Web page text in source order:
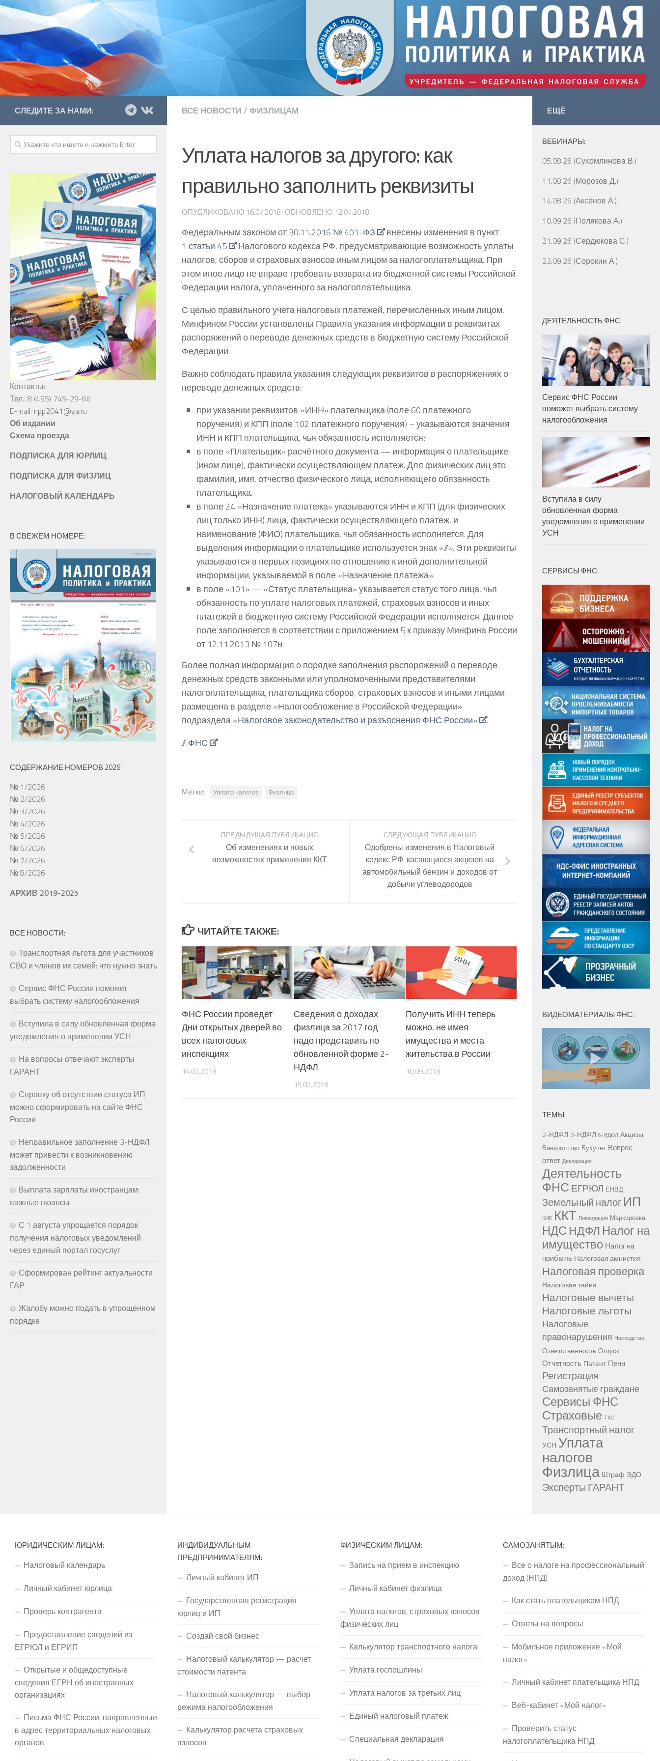
ВСЕ НОВОСТИ/ФИЗЛИЦАМ
Уплата налогов за другого: как
правильно заполнить реквизиты
ОПУБЛИКОВАНО 16.07.2018· ОБНОВЛЕНО 12.07.2018
Федеральным законом от30.11.2016 № 401-ФЗ
внесены изменения в пункт
1 статьи 45
Налогового кодекса РФ, предусматривающие возможность уплаты
налогов, сборов и страховых взносов иным лицом за налогоплательщика. При
этом иное лицо не вправе требовать возврата из бюджетной системы Российской
Федерации налога, уплаченного за налогоплательщика.
С целью правильного учета налоговых платежей, перечисленных иным лицом,
Минфином России установлены Правила указания информации в реквизитах
распоряжений о переводе денежных средств в бюджетную систему Российской
Федерации.
Важно соблюдать правила указания следующих реквизитов в распоряжениях о
переводе денежных средств:
при указании реквизитов «ИНН» плательщика (поле 60 платежного
поручения) и КПП (поле 102 платежного поручения) – указываются значения
ИНН и КПП плательщика, чья обязанность исполняется;
в поле «Плательщик» расчётного документа — информация о плательщике
(ином лице), фактически осуществляющем платеж. Для физических лиц это —
фамилия, имя, отчество физического лица, исполняющего обязанность
плательщика.
в поле 24 «Назначение платежа» указываются ИНН и КПП (для физических
лиц только ИНН) лица, фактически осуществляющего платеж, и
наименование (ФИО) плательщика, чья обязанность исполняется. Для
выделения информации о плательщике используется знак «//». Эти реквизиты
указываются в первых позициях по отношению к иной дополнительной
информации, указываемой в поле «Назначение платежа».
в поле «101» — «Статус плательщика» указывается статус того лица, чья
обязанность по уплате налоговых платежей, страховых взносов и иных
платежей в бюджетную систему Российской Федерации исполняется. Данное
поле заполняется в соответствии с приложением 5 к приказу Минфина России
от 12.11.2013 № 107н.
Более полная информация о порядке заполнения распоряжений о переводе
денежных средств законными или уполномоченными представителями
налогоплательщика, плательщика сборов, страховых взносов и иными лицами
размещена в разделе «Налогообложение в Российской Федерации»
подраздела«Налоговое законодательство и разъяснения ФНС России»
.
//ФНС
Метки: Уплата налогов Физлица
СЛЕДУЮЩАЯ ПУБЛИКАЦИЯ
Одобрены изменения в Налоговый
кодекс РФ, касающиеся акцизов на
автомобильный бензин и доходов от
добычи углеводородов
ПРЕДЫДУЩАЯ ПУБЛИКАЦИЯ
Об изменениях и новых
возможностях применения ККТ
ЧИТАЙТЕ ТАКЖЕ:
ФНС России проведет
Дни открытых дверей во
всех налоговых
инспекциях
14.02.2018
Сведения о доходах
физлица за 2017 год
надо представить по
обновленной форме 2-
НДФЛ
15.02.2018
Получить ИНН теперь
можно, не имея
имущества и места
жительства в России
10.09.2018
СЛЕДИТЕ ЗА НАМИ:
Контакты:
Тел.: 8 (495) 745-29-66
E-mail: npp2041@ya.ru
Об издании
Схема проезда
ПОДПИСКА ДЛЯ ЮРЛИЦ
ПОДПИСКА ДЛЯ ФИЗЛИЦ
НАЛОГОВЫЙ КАЛЕНДАРЬ
В СВЕЖЕМ НОМЕРЕ:
СОДЕРЖАНИЕ НОМЕРОВ 2026:
№ 1/2026
№ 2/2026
№ 3/2026
№ 4/2026
№ 5/2026
№ 6/2026
№ 7/2026
№ 8/2026
АРХИВ 2019-2025
ВСЕ НОВОСТИ:
Транспортная льгота для участников
СВО и членов их семей: что нужно знать
Сервис ФНС России поможет
выбрать систему налогообложения
Вступила в силу обновленная форма
уведомления о применении УСН
На вопросы отвечают эксперты
ГАРАНТ
Справку об отсутствии статуса ИП
можно сформировать на сайте ФНС
России
Неправильное заполнение 3-НДФЛ
может привести к возникновению
задолженности
Выплата зарплаты иностранцам:
важные нюансы
С 1 августа упрощается порядок
получения налоговых уведомлений
через единый портал госуслуг
Сформирован рейтинг актуальности
ГАР
Жалобу можно подать в упрощенном
порядке
ЕЩЁ
ВЕБИНАРЫ:
05.08.26 (Сухомлинова В.)
11.08.26 (Морозов Д.)
14.08.26 (Аксёнов А.)
10.09.26 (Полякова А.)
21.09.26 (Сердюкова С.)
23.09.26 (Сорокин А.)
ДЕЯТЕЛЬНОСТЬ ФНС:
Сервис ФНС России
поможет выбрать систему
налогообложения
Вступила в силу
обновленная форма
уведомления о применении
УСН
СЕРВИСЫ ФНС:
ВИДЕОМАТЕРИАЛЫ ФНС:
ТЕМЫ:
2-НДФЛ 3-НДФЛ 6-НДФЛ Акцизы
Банкротство Бухучет Вопрос-
ответ Декларация
Деятельность
ФНС ЕГРЮЛ ЕНВД
Земельный налог ИП
КИК ККТ Ликвидация Маркировка
НДС НДФЛ Налог на
имущество Налог на
прибыль Налоговая амнистия
Налоговая проверка
Налоговая тайна
Налоговые вычеты
Налоговые льготы
Налоговые
правонарушения Наследство
Ответственность Отпуск
Отчетность Патент Пени
Регистрация
Самозанятые граждане
Сервисы ФНС
Страховые ТКС
Транспортный налог
УСН Уплата
налогов
Физлица Штраф ЭДО
Эксперты ГАРАНТ
ЮРИДИЧЕСКИМ ЛИЦАМ:
Налоговый календарь
Личный кабинет юрлица
Проверь контрагента
Предоставление сведений из
ЕГРЮЛ и ЕГРИП
Открытые и общедоступные
сведения ЕГРН об иностранных
организациях
Письма ФНС России, направленные
в адрес территориальных налоговых
органов
ИНДИВИДУАЛЬНЫМ
ПРЕДПРИНИМАТЕЛЯМ:
Личный кабинет ИП
Государственная регистрация
юрлиц и ИП
Создай свой бизнес
Налоговый калькулятор — расчет
стоимости патента
Налоговый калькулятор — выбор
режима налогообложения
Калькулятор расчета страховых
взносов
ФИЗИЧЕСКИМ ЛИЦАМ:
Запись на прием в инспекцию
Личный кабинет физлица
Уплата налогов, страховых взносов
физических лиц
Калькулятор транспортного налога
Уплата госпошлины
Уплата налогов за третьих лиц
Единый налоговый платеж
Специальная декларация
САМОЗАНЯТЫМ:
Все о налоге на профессиональный
доход (НПД)
Как стать плательщиком НПД
Ответы на вопросы
Мобильное приложение «Мой
налог»
Личный кабинет плательщика НПД
Веб-кабинет «Мой налог»
Проверить статус
налогоплательщика НПД